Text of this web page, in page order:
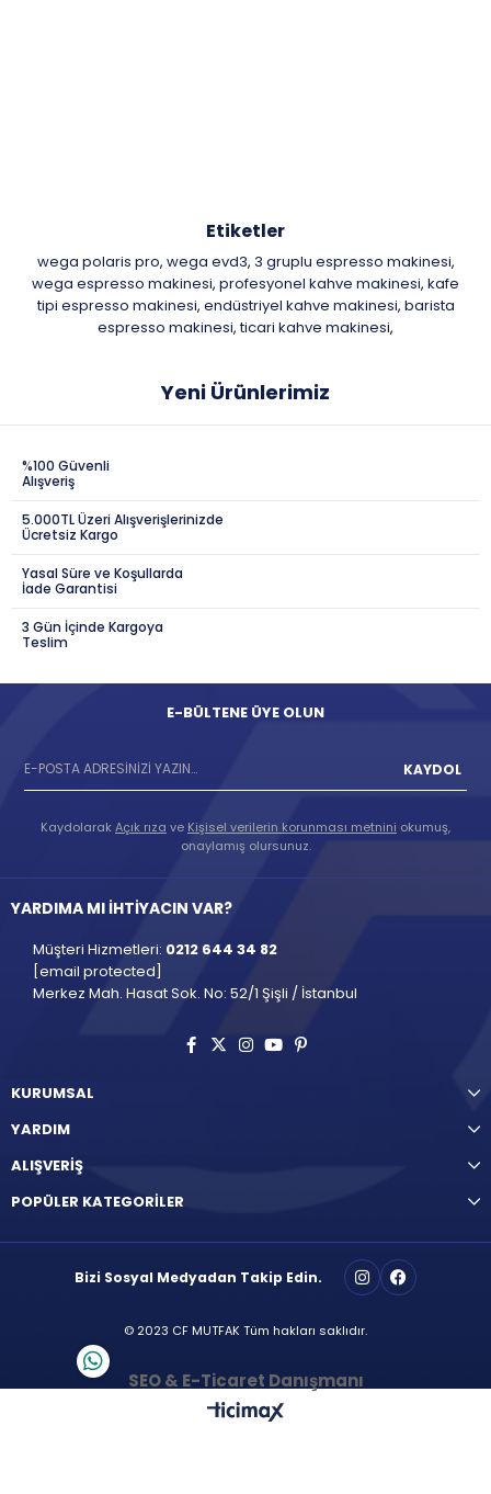
Etiketler
wega polaris pro, wega evd3, 3 gruplu espresso makinesi,
wega espresso makinesi, profesyonel kahve makinesi, kafe
tipi espresso makinesi, endüstriyel kahve makinesi, barista
espresso makinesi, ticari kahve makinesi,
Yeni Ürünlerimiz
%100 Güvenli
Alışveriş
5.000TL Üzeri Alışverişlerinizde
Ücretsiz Kargo
Yasal Süre ve Koşullarda
İade Garantisi
3 Gün İçinde Kargoya
Teslim
E-BÜLTENE ÜYE OLUN
KAYDOL
KaydolarakAçık rıza ve Kişisel verilerin korunması metnini okumuş,
onaylamış olursunuz.
YARDIMA MI İHTİYACIN VAR?
Müşteri Hizmetleri: 0212 644 34 82
[email protected]
Merkez Mah. Hasat Sok. No: 52/1 Şişli / İstanbul
KURUMSAL
YARDIM
ALIŞVERİŞ
POPÜLER KATEGORİLER
Bizi Sosyal Medyadan Takip Edin.
© 2023 CF MUTFAK Tüm hakları saklıdır.
SEO & E-Ticaret Danışmanı